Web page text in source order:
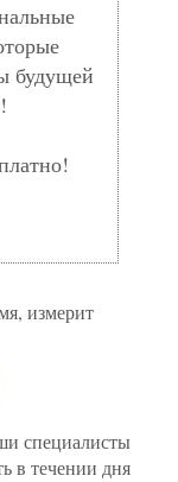
будущей
измерит
специалисты
в течении дня